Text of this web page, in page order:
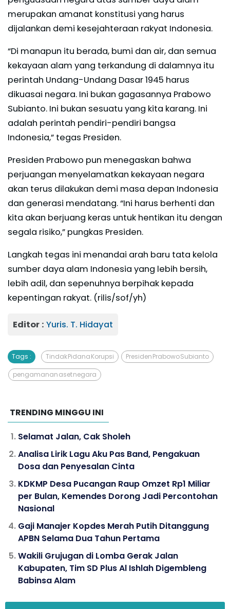
merupakan amanat konstitusi yang harus
dijalankan demi kesejahteraan rakyat Indonesia.
“Di manapun itu berada, bumi dan air, dan semua
kekayaan alam yang terkandung di dalamnya itu
perintah Undang-Undang Dasar 1945 harus
dikuasai negara. Ini bukan gagasannya Prabowo
Subianto. Ini bukan sesuatu yang kita karang. Ini
adalah perintah pendiri-pendiri bangsa
Indonesia,” tegas Presiden.
Presiden Prabowo pun menegaskan bahwa
perjuangan menyelamatkan kekayaan negara
akan terus dilakukan demi masa depan Indonesia
dan generasi mendatang. “Ini harus berhenti dan
kita akan berjuang keras untuk hentikan itu dengan
segala risiko,” pungkas Presiden.
Langkah tegas ini menandai arah baru tata kelola
sumber daya alam Indonesia yang lebih bersih,
lebih adil, dan sepenuhnya berpihak kepada
kepentingan rakyat. (rilis/sof/yh)
Editor : Yuris. T. Hidayat
Tags : Tindak Pidana Korupsi Presiden Prabowo Subianto
pengamanan aset negara
TRENDING MINGGU INI
Selamat Jalan, Cak Sholeh
Analisa Lirik Lagu Aku Pas Band, Pengakuan
Dosa dan Penyesalan Cinta
KDKMP Desa Pucangan Raup Omzet Rp1 Miliar
per Bulan, Kemendes Dorong Jadi Percontohan
Nasional
Gaji Manajer Kopdes Merah Putih Ditanggung
APBN Selama Dua Tahun Pertama
Wakili Grujugan di Lomba Gerak Jalan
Kabupaten, Tim SD Plus Al Ishlah Digembleng
Babinsa Alam